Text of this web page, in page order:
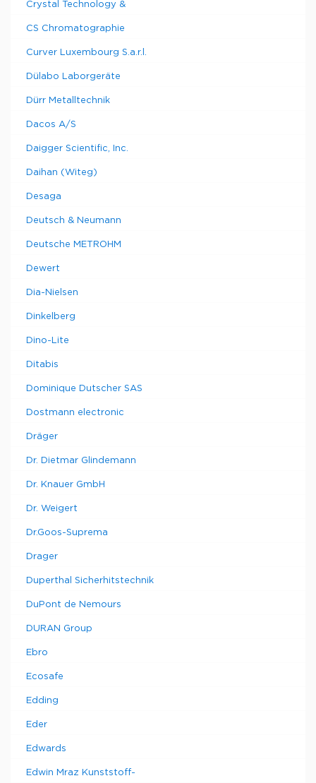
Crystal Technology &
CS Chromatographie
Curver Luxembourg S.a.r.l.
Dülabo Laborgeräte
Dürr Metalltechnik
Dacos A/S
Daigger Scientific, Inc.
Daihan (Witeg)
Desaga
Deutsch & Neumann
Deutsche METROHM
Dewert
Dia-Nielsen
Dinkelberg
Dino-Lite
Ditabis
Dominique Dutscher SAS
Dostmann electronic
Dräger
Dr. Dietmar Glindemann
Dr. Knauer GmbH
Dr. Weigert
Dr.Goos-Suprema
Drager
Duperthal Sicherhitstechnik
DuPont de Nemours
DURAN Group
Ebro
Ecosafe
Edding
Eder
Edwards
Edwin Mraz Kunststoff-